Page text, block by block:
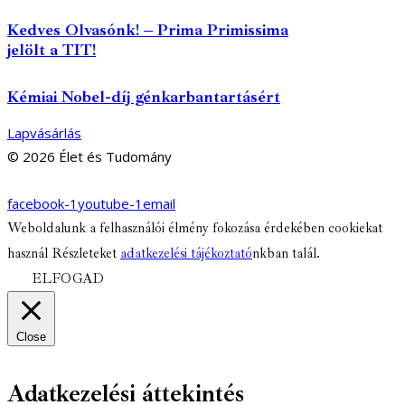
Kedves Olvasónk! – Prima Primissima
jelölt a TIT!
Kémiai Nobel-díj génkarbantartásért
Lapvásárlás
© 2026 Élet és Tudomány
facebook-1 youtube-1 email
Weboldalunk a felhasználói élmény fokozása érdekében cookiekat
használ Részleteket adatkezelési tájékoztatónkban talál.
ELFOGAD
Close
Adatkezelési áttekintés